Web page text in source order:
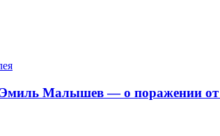
Малышев — о поражении от